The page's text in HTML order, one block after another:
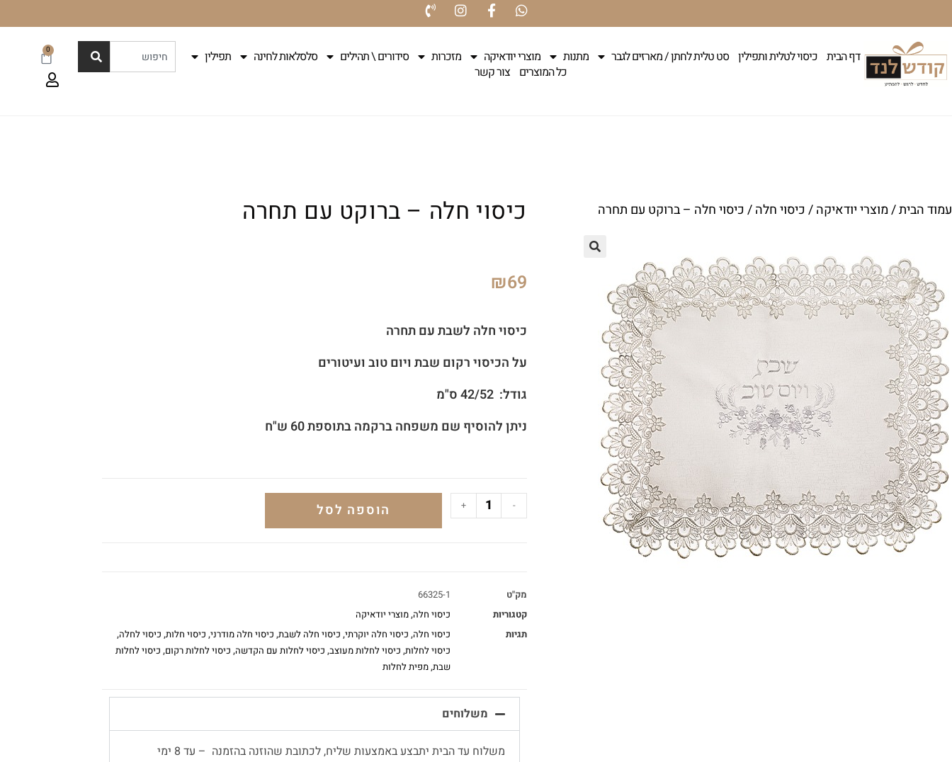
דף הבית כיסוי לטלית ותפילין סט טלית לחתן / מארזים לגבר מתנות מוצרי יודאיקה מזכרות סידורים \ תהילים סלסלאות לחינה
תפילין
כל המוצרים צור קשר
0
עמוד הבית/מוצרי יודאיקה/כיסוי חלה/ כיסוי חלה – ברוקט עם תחרה כיסוי חלה – ברוקט עם תחרה
₪69
כיסוי חלה לשבת עם תחרה
על הכיסוי רקום שבת ויום טוב ועיטורים
גודל: 42/52 ס"מ
ניתן להוסיף שם משפחה ברקמה בתוספת 60 ש"ח
-
+ הוספה לסל
מק"ט
66325-1
קטגוריות
כיסוי חלה,מוצרי יודאיקה
תגיות
כיסוי חלה, כיסוי חלה יוקרתי, כיסוי חלה לשבת, כיסוי חלה מודרני, כיסוי חלות, כיסוי לחלה,
כיסוי לחלות, כיסוי לחלות מעוצב, כיסוי לחלות עם הקדשה, כיסוי לחלות רקום, כיסוי לחלות
שבת,מפית לחלות
משלוחים
משלוח עד הבית יתבצע באמצעות שליח, לכתובת שהוזנה בהזמנה – עד 8 ימי